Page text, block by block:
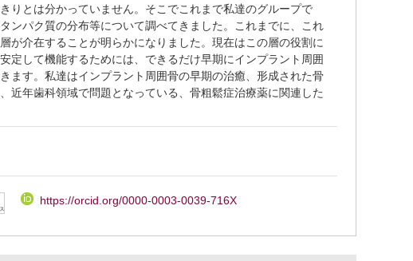
りとは分かっていません。そこでこれまで私達のグループで
ンパク質の分布等について調べてきました。これまでに、これ
が介在することが明らかになりました。現在はこの層の役割に
定して機能するためには、できるだけ早期にインプラント周囲
ます。私達はインプラント周囲骨の早期の治癒、形成された骨
近年歯科領域で問題となっている、骨粗鬆症治療薬に関連した
https://orcid.org/0000-0003-0039-716X